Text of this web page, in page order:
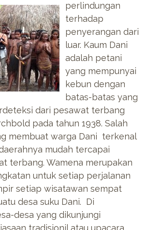
perlindungan
terhadap
penyerangan dari
luar. Kaum Dani
adalah petani
yang mempunyai
kebun dengan
batas-batas yang
dari pesawat terbang
pada tahun 1938. Salah
membuat warga Dani terkenal
mudah tercapai
terbang. Wamena merupakan
untuk setiap perjalanan
setiap wisatawan sempat
desa suku Dani. Di
desa yang dikunjungi